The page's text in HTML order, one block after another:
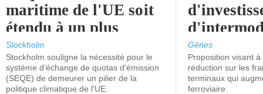
maritime de l'UE soit
étendu à un plus
grand nombre de
navires.
Stockholm
Stockholm souligne la nécessité pour le
système d'échange de quotas d'émission
(SEQE) de demeurer un pilier de la
politique climatique de l'UE.
l'attention
politiciens.
Gênes
Proposition visant
réduction sur les
terminaux qui
ferroviaire.